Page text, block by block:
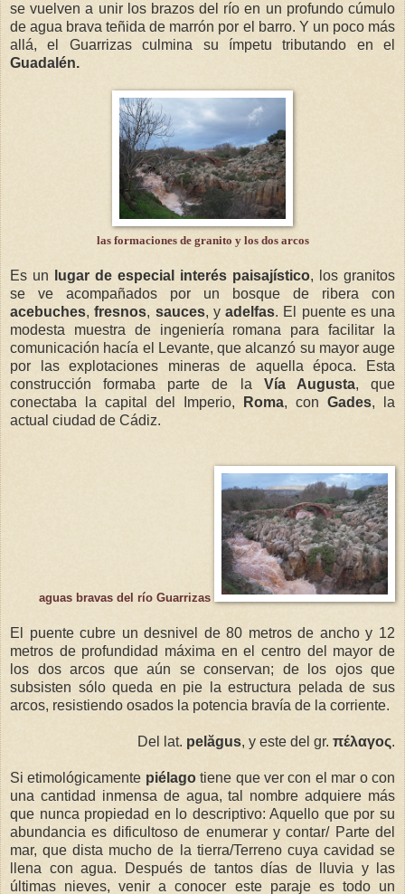
se vuelven a unir los brazos del río en un profundo cúmulo
de agua brava teñida de marrón por el barro. Y un poco más
allá, el Guarrizas culmina su ímpetu tributando en el
Guadalén.
las formaciones de granito y los dos arcos
Es un lugar de especial interés paisajístico, los granitos
se ve acompañados por un bosque de ribera con
acebuches,fresnos, sauces, y adelfas. El puente es una
modesta muestra de ingeniería romana para facilitar la
comunicación hacía el Levante, que alcanzó su mayor auge
por las explotaciones mineras de aquella época. Esta
construcción formaba parte de la Vía Augusta, que
conectaba la capital del Imperio,
Roma, con Gades, la
actual ciudad de Cádiz.
aguas bravas del río Guarrizas
El puente cubre un desnivel de 80 metros de ancho y 12
metros de profundidad máxima en el centro del mayor de
los dos arcos que aún se conservan; de los ojos que
subsisten sólo queda en pie la estructura pelada de sus
arcos, resistiendo osados la potencia bravía de la corriente.
Del lat. pelăgus, y este del gr. πέλαγος.
Si etimológicamente piélagotiene que ver con el mar o con
una cantidad inmensa de agua, tal nombre adquiere más
que nunca propiedad en lo descriptivo: Aquello que por su
abundancia es dificultoso de enumerar y contar/ Parte del
mar, que dista mucho de la tierra/Terreno cuya cavidad se
llena con agua. Después de tantos días de lluvia y las
últimas nieves, venir a conocer este paraje es todo un